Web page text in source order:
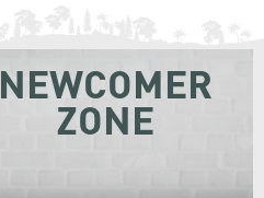
NEWCOMER
ZONE